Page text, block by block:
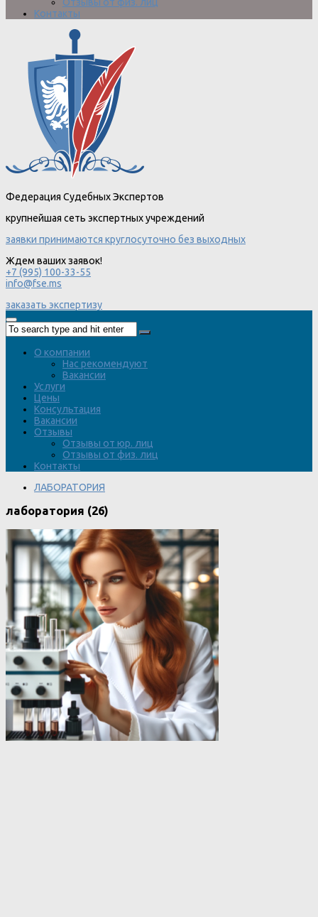
Отзывы от физ. лиц
Контакты
Федерация Судебных Экспертов
крупнейшая сеть экспертных учреждений
заявки принимаются круглосуточно без выходных
Ждем ваших заявок!
+7 (995) 100-33-55
info@fse.ms
заказать экспертизу
О компании
Нас рекомендуют
Вакансии
Услуги
Цены
Консультация
Вакансии
Отзывы
Отзывы от юр. лиц
Отзывы от физ. лиц
Контакты
ЛАБОРАТОРИЯ
лаборатория (26)